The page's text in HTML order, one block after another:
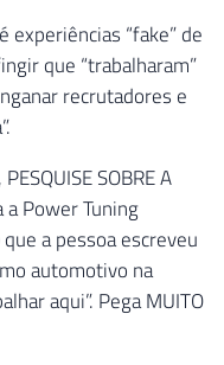
experiências “fake” de
que “trabalharam”
recrutadores e
SOBRE A
a Power Tuning
a pessoa escreveu
automotivo na
aqui”. Pega MUITO